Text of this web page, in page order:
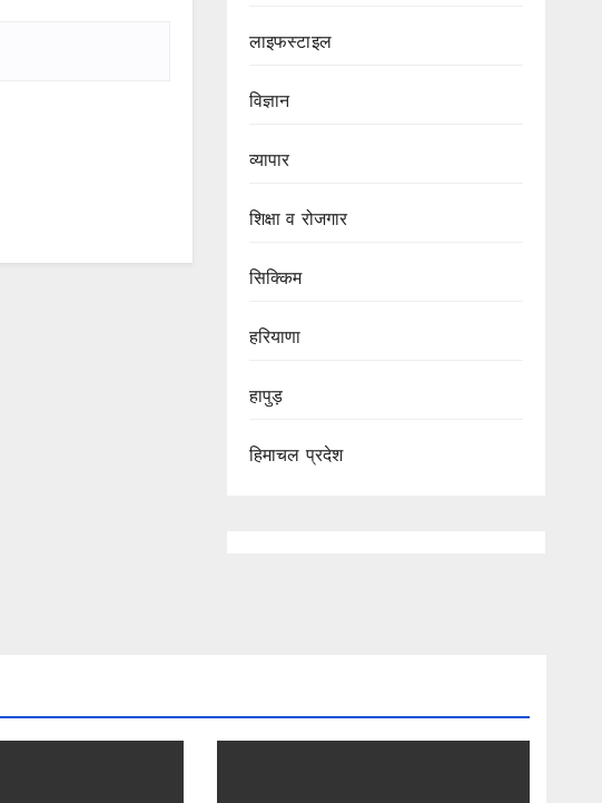
लाइफस्टाइल
विज्ञान
व्यापार
शिक्षा व रोजगार
सिक्किम
हरियाणा
हापुड़
हिमाचल प्रदेश